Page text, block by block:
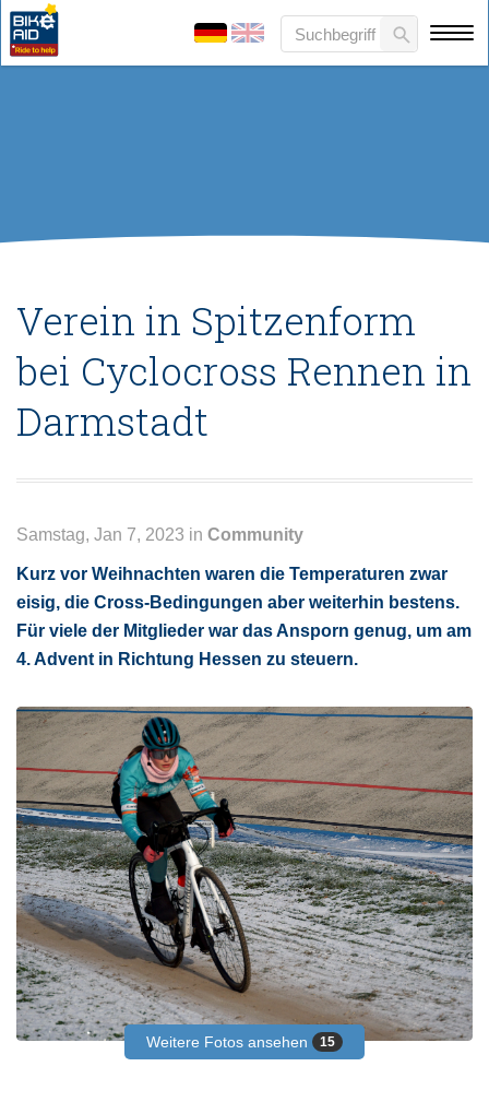
Verein in Spitzenform
bei Cyclocross Rennen in
Darmstadt
Samstag, Jan 7, 2023 in Community
Kurz vor Weihnachten waren die Temperaturen zwar
eisig, die Cross-Bedingungen aber weiterhin bestens.
Für viele der Mitglieder war das Ansporn genug, um am
4. Advent in Richtung Hessen zu steuern.
Weitere Fotos ansehen 15